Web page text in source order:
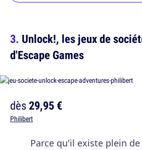
Unlock!, les jeux de
d'Escape Games
dès29,95 €
Philibert
Parce qu'il existe plein